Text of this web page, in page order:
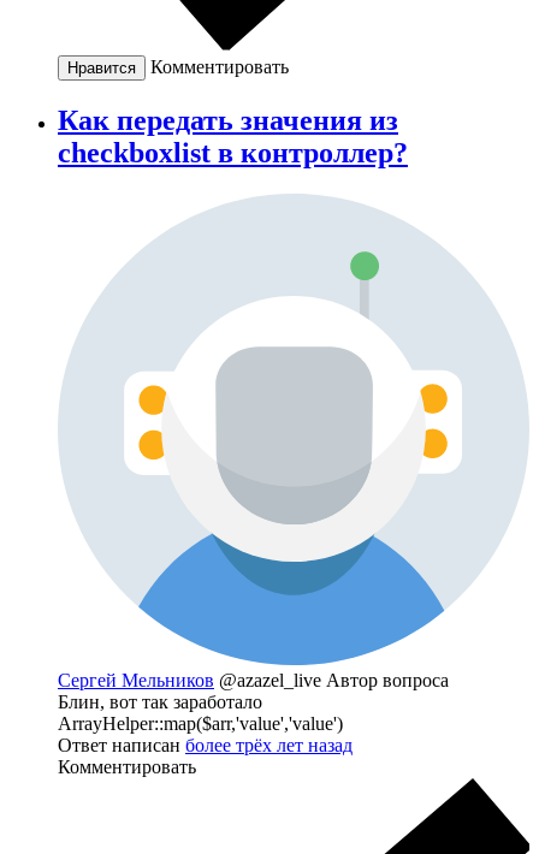
Нравится Комментировать
Как передать значения из
checkboxlist в контроллер?
Сергей Мельников @azazel_live Автор вопроса
Блин, вот так заработало
ArrayHelper::map($arr,'value','value')
Ответ написан более трёх лет назад
Комментировать